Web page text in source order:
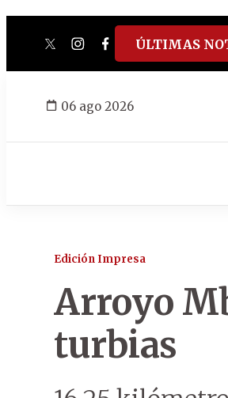
twitterinstagram
facebook
tiktokyoutube
ÚLTIMAS
06 ago 2026
Edición Impresa
Arroyo
turbias